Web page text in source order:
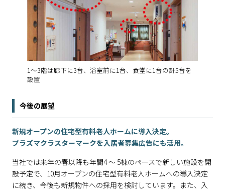
1～3階は廊下に3台、浴室前に1台、食堂に1台の計5台を
設置
今後の展望
新規オープンの住宅型有料老人ホームに導入決定。
プラズマクラスターマークを入居者募集広告にも活用。
当社では来年の春以降も年間4 ～ 5棟のペースで新しい施設を開
設予定で、10月オープンの住宅型有料老人ホームへの導入決定
に続き、今後も新規物件への採用を検討しています。また、入